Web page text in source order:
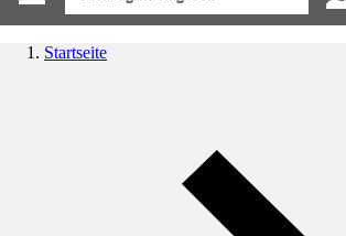
Startseite